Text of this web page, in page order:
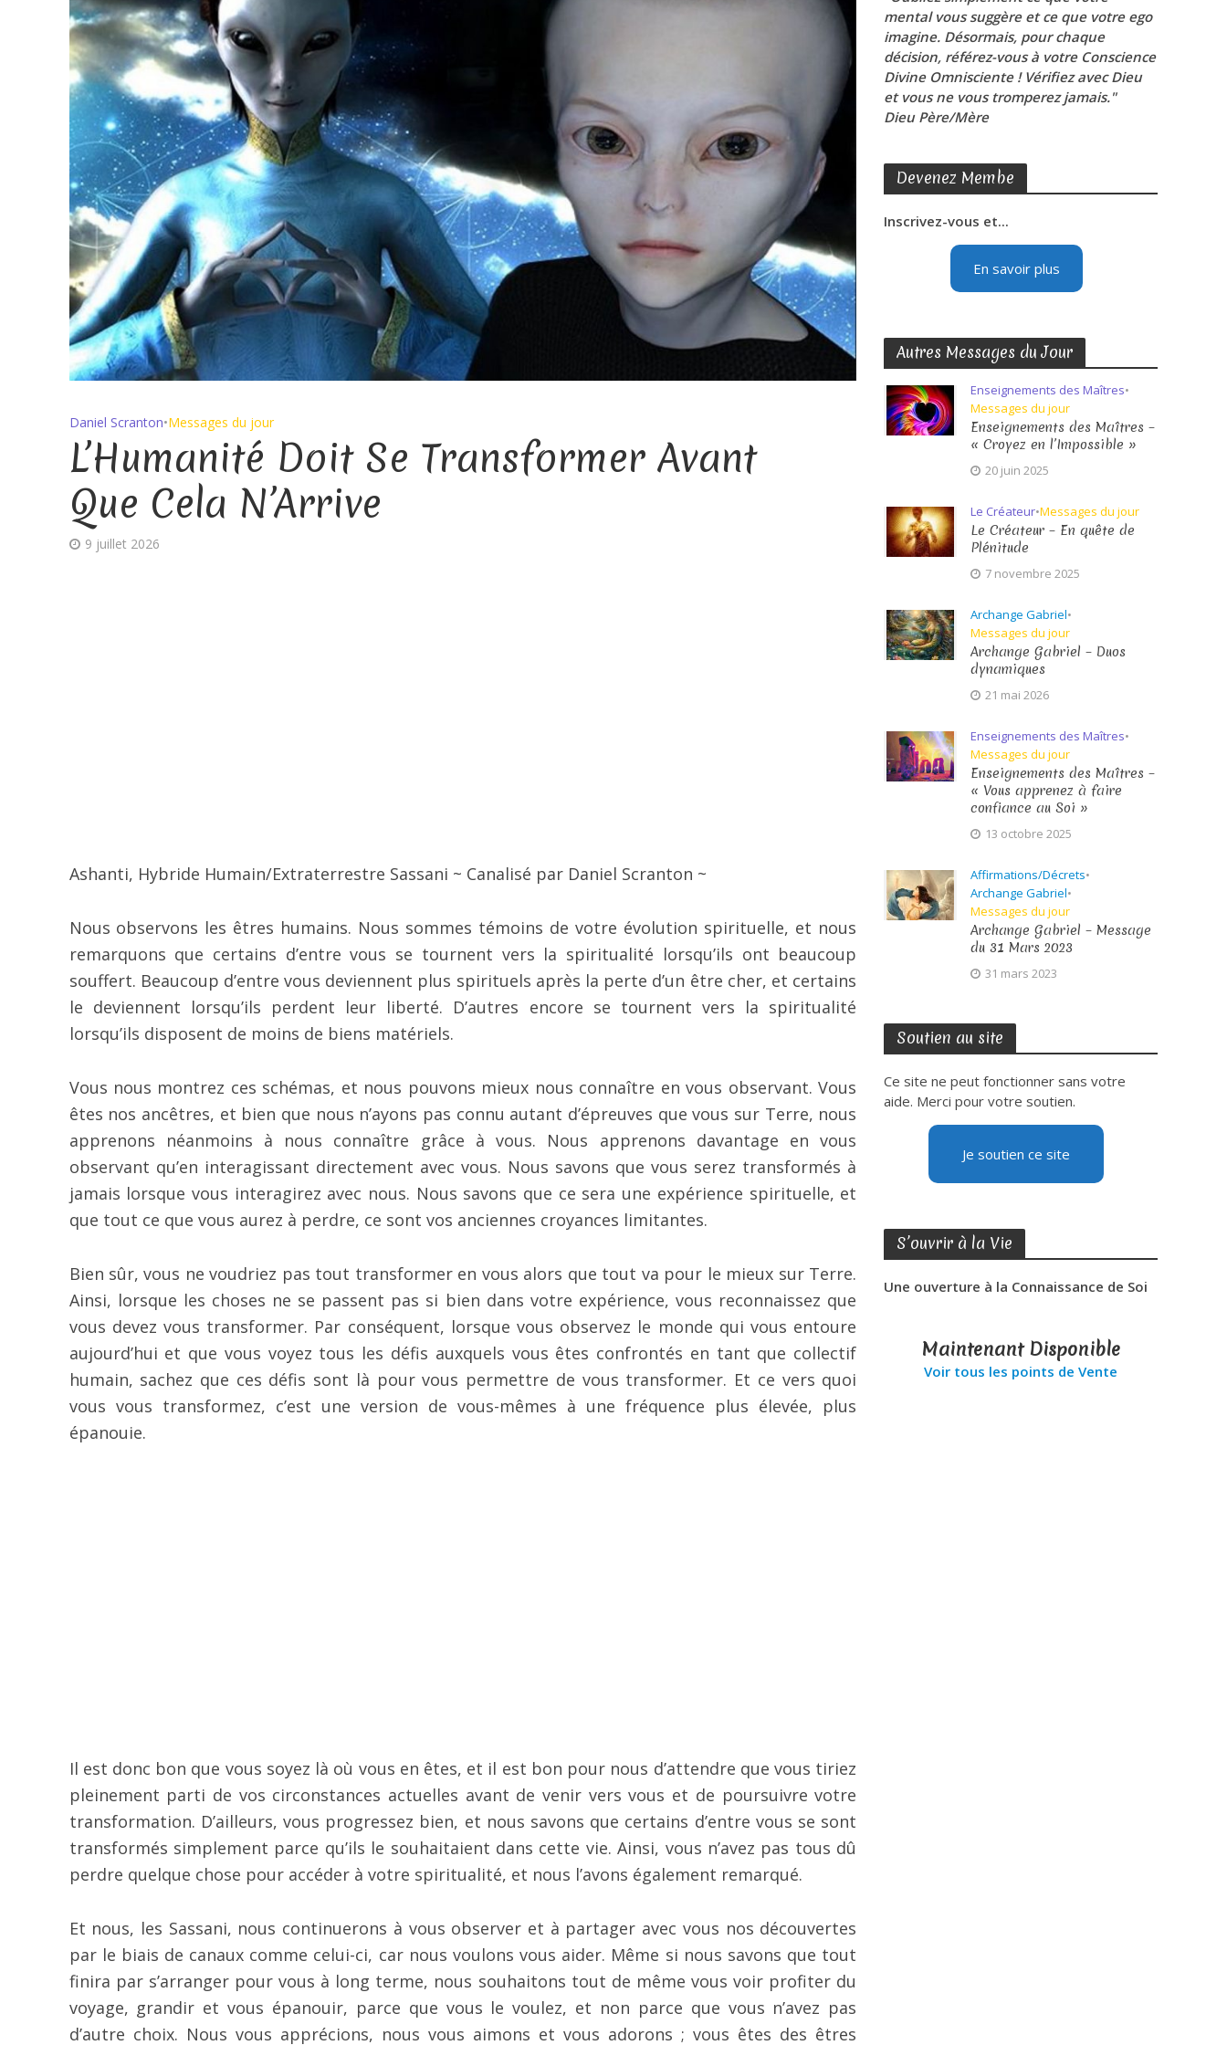
Daniel Scranton•Messages du jour
L’Humanité Doit Se Transformer Avant
Que Cela N’Arrive
9 juillet 2026
Ashanti, Hybride Humain/Extraterrestre Sassani ~ Canalisé par Daniel Scranton ~
Nous observons les êtres humains. Nous sommes témoins de votre évolution spirituelle, et nous
remarquons que certains d’entre vous se tournent vers la spiritualité lorsqu’ils ont beaucoup
souffert. Beaucoup d’entre vous deviennent plus spirituels après la perte d’un être cher, et certains
le deviennent lorsqu’ils perdent leur liberté. D’autres encore se tournent vers la spiritualité
lorsqu’ils disposent de moins de biens matériels.
Vous nous montrez ces schémas, et nous pouvons mieux nous connaître en vous observant. Vous
êtes nos ancêtres, et bien que nous n’ayons pas connu autant d’épreuves que vous sur Terre, nous
apprenons néanmoins à nous connaître grâce à vous. Nous apprenons davantage en vous
observant qu’en interagissant directement avec vous. Nous savons que vous serez transformés à
jamais lorsque vous interagirez avec nous. Nous savons que ce sera une expérience spirituelle, et
que tout ce que vous aurez à perdre, ce sont vos anciennes croyances limitantes.
Bien sûr, vous ne voudriez pas tout transformer en vous alors que tout va pour le mieux sur Terre.
Ainsi, lorsque les choses ne se passent pas si bien dans votre expérience, vous reconnaissez que
vous devez vous transformer. Par conséquent, lorsque vous observez le monde qui vous entoure
aujourd’hui et que vous voyez tous les défis auxquels vous êtes confrontés en tant que collectif
humain, sachez que ces défis sont là pour vous permettre de vous transformer. Et ce vers quoi
vous vous transformez, c’est une version de vous-mêmes à une fréquence plus élevée, plus
épanouie.
Il est donc bon que vous soyez là où vous en êtes, et il est bon pour nous d’attendre que vous tiriez
pleinement parti de vos circonstances actuelles avant de venir vers vous et de poursuivre votre
transformation. D’ailleurs, vous progressez bien, et nous savons que certains d’entre vous se sont
transformés simplement parce qu’ils le souhaitaient dans cette vie. Ainsi, vous n’avez pas tous dû
perdre quelque chose pour accéder à votre spiritualité, et nous l’avons également remarqué.
Et nous, les Sassani, nous continuerons à vous observer et à partager avec vous nos découvertes
par le biais de canaux comme celui-ci, car nous voulons vous aider. Même si nous savons que tout
finira par s’arranger pour vous à long terme, nous souhaitons tout de même vous voir profiter du
voyage, grandir et vous épanouir, parce que vous le voulez, et non parce que vous n’avez pas
d’autre choix. Nous vous apprécions, nous vous aimons et vous adorons ; vous êtes des êtres
mental vous suggère et ce que votre ego
imagine. Désormais, pour chaque
décision, référez-vous à votre Conscience
Divine Omnisciente ! Vérifiez avec Dieu
et vous ne vous tromperez jamais."
Dieu Père/Mère
Devenez Membe
Inscrivez-vous et...
En savoir plus
Autres Messages du Jour
Enseignements des Maîtres•
Messages du jour
Enseignements des Maîtres –
« Croyez en l’Impossible »
20 juin 2025
Le Créateur•Messages du jour
Le Créateur – En quête de
Plénitude
7 novembre 2025
Archange Gabriel•
Messages du jour
Archange Gabriel – Duos
dynamiques
21 mai 2026
Enseignements des Maîtres•
Messages du jour
Enseignements des Maîtres –
« Vous apprenez à faire
confiance au Soi »
13 octobre 2025
Affirmations/Décrets•
Archange Gabriel•
Messages du jour
Archange Gabriel – Message
du 31 Mars 2023
31 mars 2023
Soutien au site
Ce site ne peut fonctionner sans votre
aide. Merci pour votre soutien.
Je soutien ce site
S’ouvrir à la Vie
Une ouverture à la Connaissance de Soi
Maintenant Disponible
Voir tous les points de Vente